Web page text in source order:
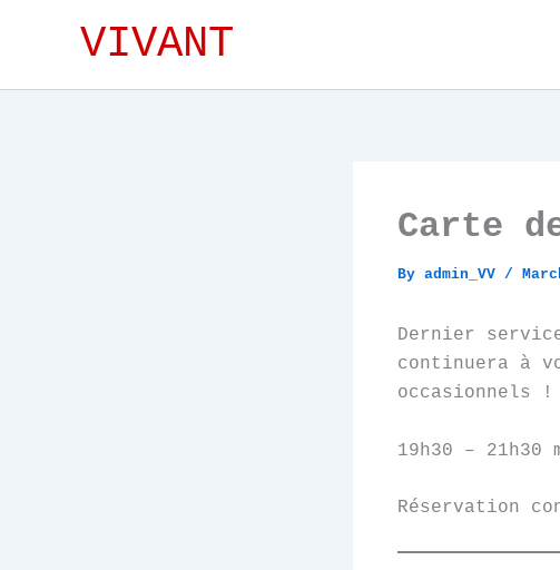
VIVANT
Carte
By admin_VV /
Dernier
continuera à
occasionnels !
19h30 –
Réservation